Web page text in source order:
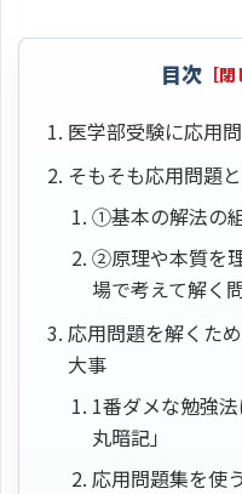
目次
医学部受験に応用
そもそも応用問題
①基本の解法の
②原理や本質を
場で考えて解く
応用問題を解くた
大事
1番ダメな勉強
丸暗記」
応用問題集を使